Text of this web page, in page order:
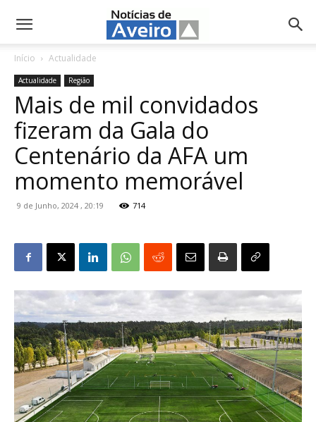
NotíciasdeAveiro.pt
Início Actualidade
Actualidade Região
Mais de mil convidados
fizeram da Gala do
Centenário da AFA um
momento memorável
9 de Junho, 2024 , 20:19 714